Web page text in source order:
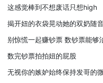
这感觉棒到不想废话只想high
揭开妞的衣袋晃动她的双奶随
别惊慌一起赚钞票 数钞票能够
数完钞票拍拍妞的屁股
无视你的嫉妒始终保持发哥的